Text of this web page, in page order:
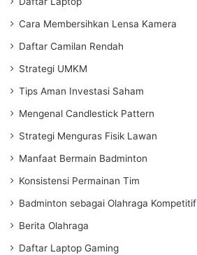
Cara Membersihkan Lensa Kamera
Daftar Camilan Rendah
Strategi UMKM
Tips Aman Investasi Saham
Mengenal Candlestick Pattern
Strategi Menguras Fisik Lawan
Manfaat Bermain Badminton
Konsistensi Permainan Tim
Badminton sebagai Olahraga Kompetitif
Berita Olahraga
Daftar Laptop Gaming